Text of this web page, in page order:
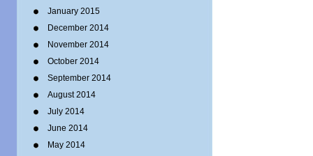
January 2015
December 2014
November 2014
October 2014
September 2014
August 2014
July 2014
June 2014
May 2014